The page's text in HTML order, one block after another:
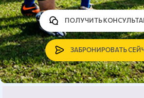
ЗАБРОНИРОВАТЬ
ПОЛУЧИТЬ